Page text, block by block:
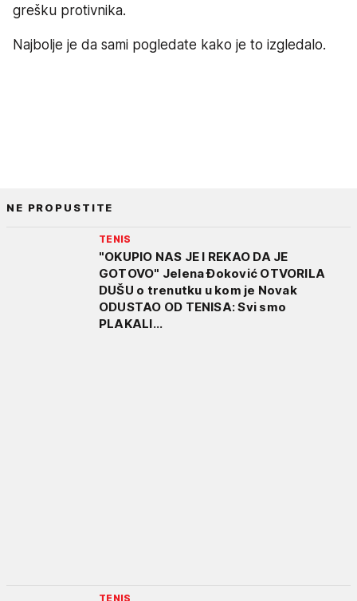
grešku protivnika.
Najbolje je da sami pogledate kako je to izgledalo.
NE PROPUSTITE
TENIS
"OKUPIO NAS JE I REKAO DA JE
GOTOVO" Jelena Đoković OTVORILA
DUŠU o trenutku u kom je Novak
ODUSTAO OD TENISA: Svi smo
PLAKALI...
TENIS